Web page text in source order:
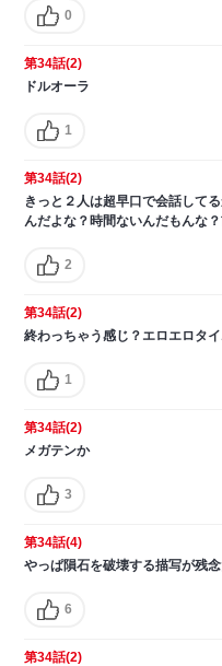
0
第34話(2)
ドルオーラ
1
第34話(2)
きっと２人は超早口で会話して
んだよな？時間ないんだもんな
2
第34話(2)
終わっちゃう感じ？エロエロタ
1
第34話(2)
メガテンか
3
第34話(4)
やっぱ隕石を破壊する描写が残
6
第34話(2)